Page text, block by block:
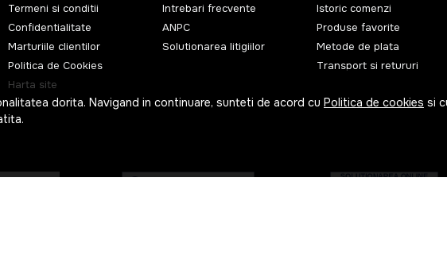
dorita. Navigand in continuare, sunteti de acord cu Politica de cookies si
Termeni si conditii
Confidentialitate
Marturiile clientilor
Politica de Cookies
Harta site
Intrebari frecvente
ANPC
Solutionarea litigiilor
Istoric comenzi
Produse favorite
Metode de plata
Transport si retururi